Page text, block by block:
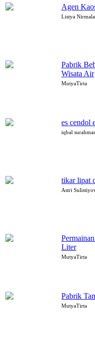
Agen
Listya
Pabrik
Wisata Air
MutyaTirta
es cendol
iqbal
tikar lipat
Astri
Liter
MutyaTirta
Pabrik
MutyaTirta